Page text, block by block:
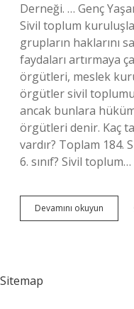
Derneği. … Genç
Sivil toplum
grupların haklarını
faydaları artırmaya
örgütleri, meslek
örgütler sivil
ancak bunlara
örgütleri denir. Kaç
vardır? Toplam 184.
6. sınıf? Sivil toplum…
Devamını okuyun
Toplum
Sitemap